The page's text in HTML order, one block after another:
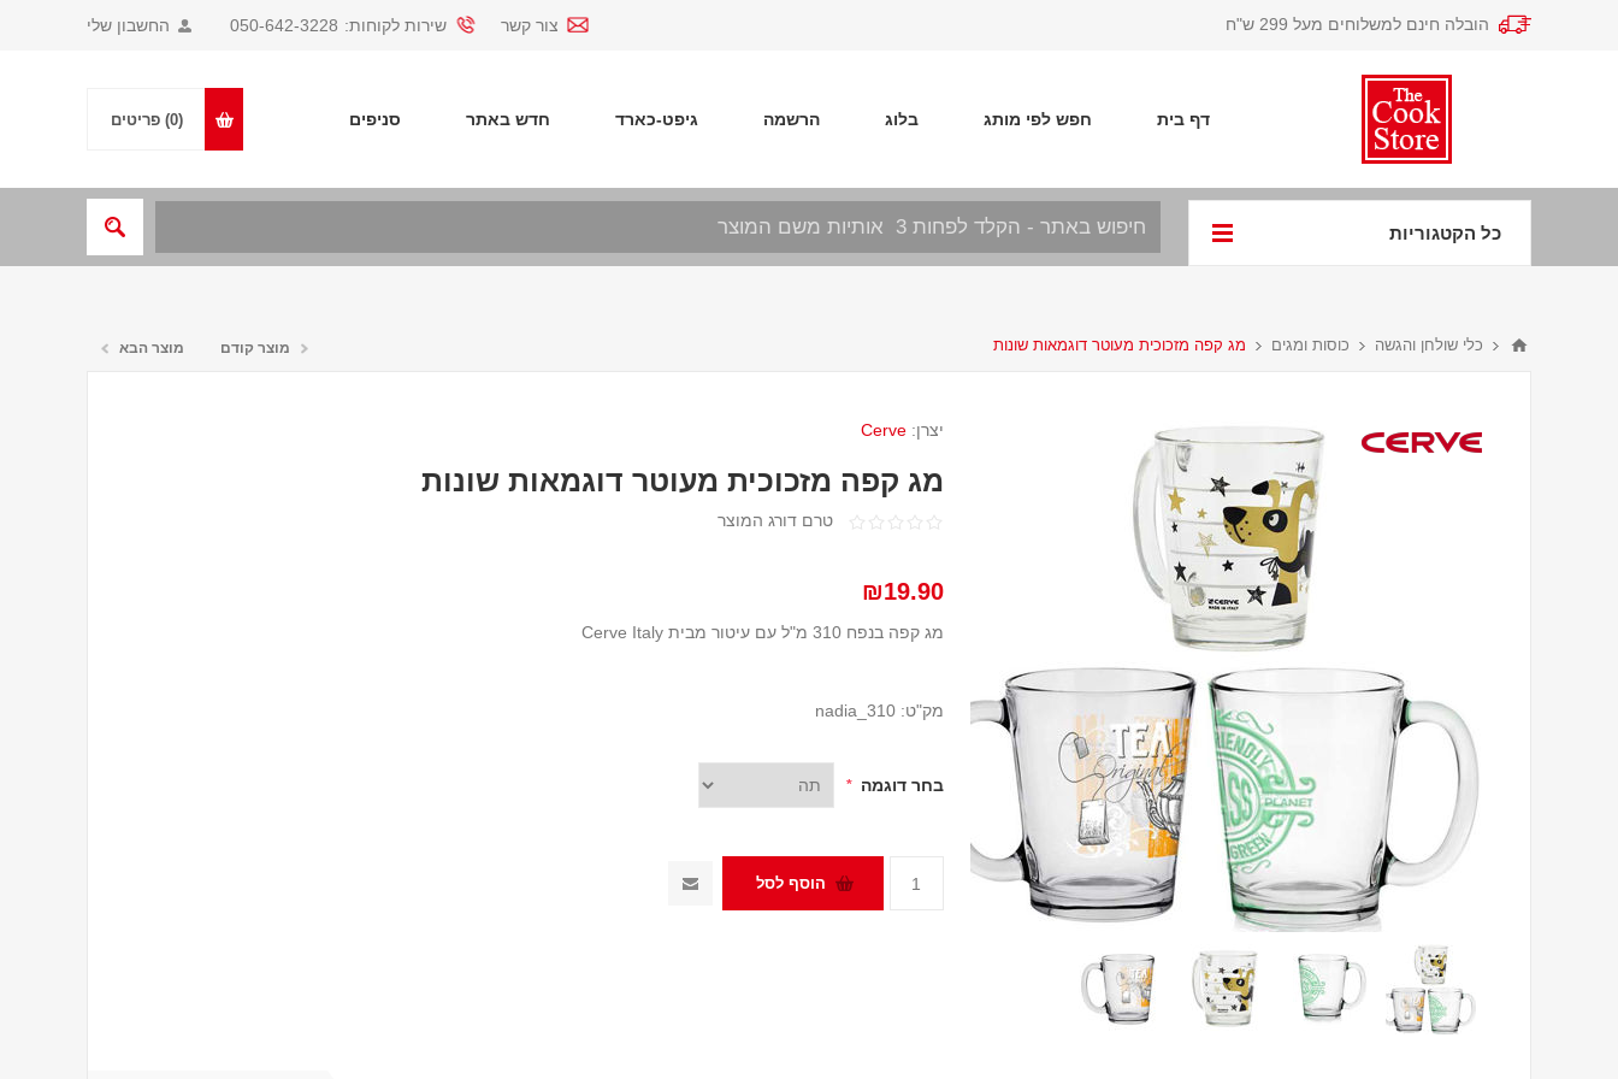
החשבון שלי צור קשר שירות לקוחות: 050-642-3228 הובלה חינם למשלוחים מעל 299 ש"ח
דף בית חפש לפי מותג בלוג הרשמה גיפט-כארד חדש באתר סניפים (0) פריטים
כל הקטגוריות
כלי שולחן והגשה כוסות ומגים מג קפה מזכוכית מעוטר דוגמאות שונות מוצר קודם מוצר הבא
יצרן: Cerve
מג קפה מזכוכית מעוטר דוגמאות שונות
טרם דורג המוצר
₪19.90
מג קפה בנפח 310 מ"ל עם עיטור מבית Cerve Italy
מק"ט: nadia_310
בחר דוגמה *